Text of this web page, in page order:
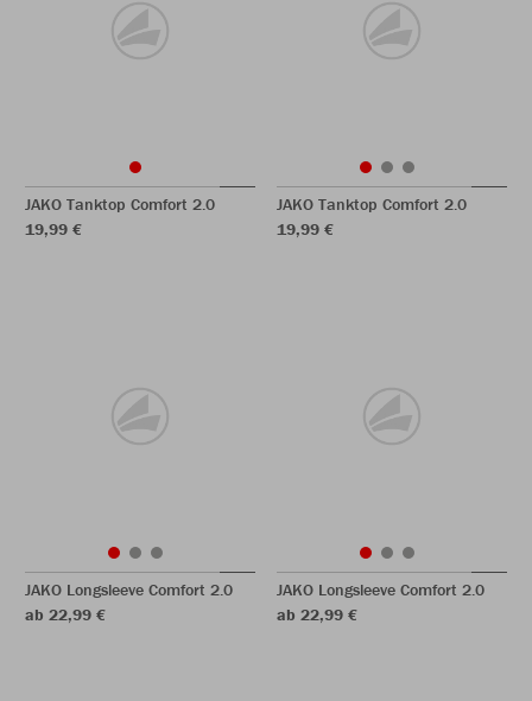
JAKO Tanktop Comfort 2.0
19,99 €
JAKO Tanktop Comfort 2.0
19,99 €
JAKO Longsleeve Comfort 2.0
ab 22,99 €
JAKO Longsleeve Comfort 2.0
ab 22,99 €